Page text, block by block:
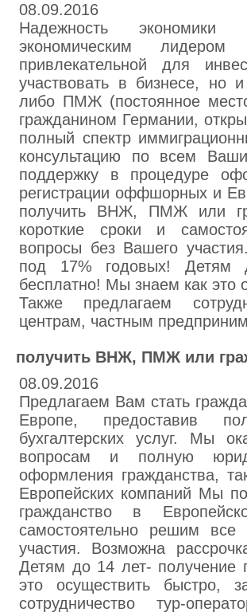
08.09.2016
Надежность экономики
экономическим
привлекательной для
участвовать в бизнесе, но
либо ПМЖ (постоянное
гражданином Германии,
полный спектр
консультацию по всем
поддержку в процедуре
регистрации оффшорных и
получить ВНЖ, ПМЖ или
короткие сроки и
вопросы без Вашего
под 17% годовых! Детям
бесплатно! Мы знаем как это
Также предлагаем
центрам, частным
получить ВНЖ, ПМЖ или
08.09.2016
Предлагаем Вам стать
Европе, предоставив
бухгалтерских услуг. Мы
вопросам и полную
оформления гражданства,
Европейских компаний Мы
гражданство в
самостоятельно решим
участия. Возможна
Детям до 14 лет- получение
это осуществить быстро,
сотрудничество тур-